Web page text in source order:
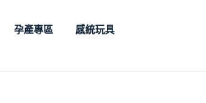
孕產專區 感統玩具